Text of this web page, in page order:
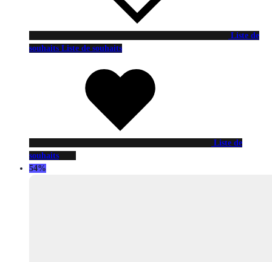
Liste de
souhaits Liste de souhaits
Liste de
souhaits
54%